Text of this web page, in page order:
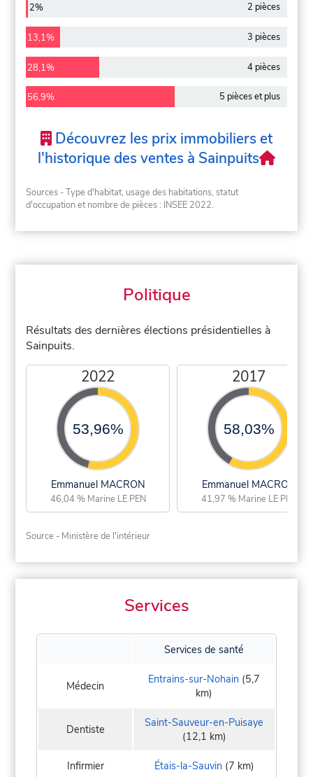
2% 2 pièces
13,1% 3 pièces
28,1% 4 pièces
56,9% 5 pièces et plus
Découvrez les prix immobiliers et
l'historique des ventes à Sainpuits
Sources - Type d'habitat, usage des habitations, statut
d'occupation et nombre de pièces : INSEE 2022.
Politique
Résultats des dernières élections présidentielles à
Sainpuits.
2022
53,96%
Emmanuel MACRON
46,04 % Marine LE PEN
2017
58,03%
Emmanuel MACRON
41,97 % Marine LE PEN
Source - Ministère de l'intérieur
Services
Services de santé
Médecin Entrains-sur-Nohain (5,7
km)
Dentiste
Saint-Sauveur-en-Puisaye
(12,1 km)
Infirmier Étais-la-Sauvin(7 km)